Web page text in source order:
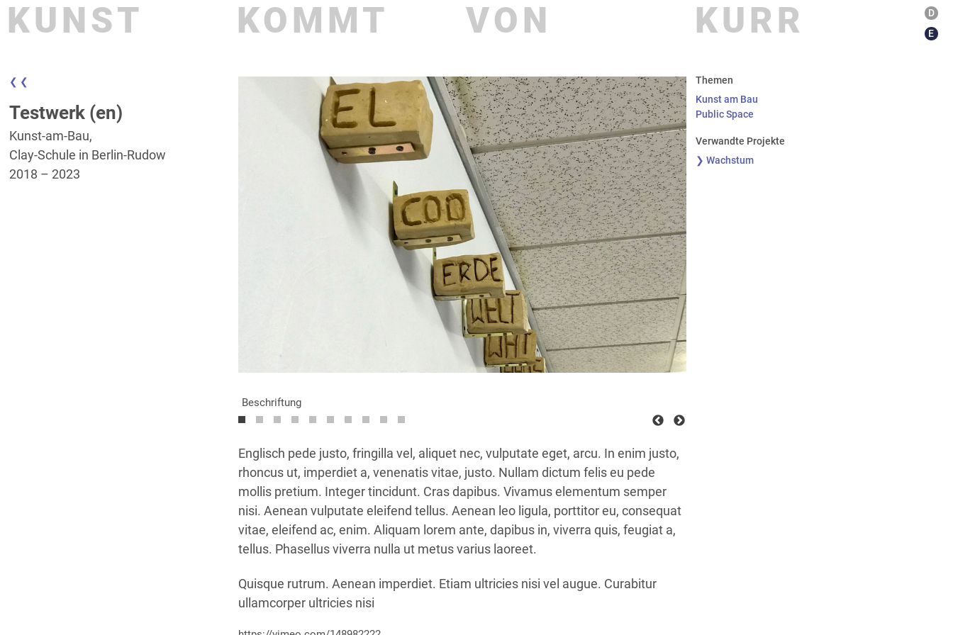
KUNST KOMMT VON KURR
D
E
❮ ❮
Testwerk (en)
Kunst-am-Bau,
Clay-Schule in Berlin-Rudow
2018 – 2023
Beschriftung
Englisch pede justo, fringilla vel, aliquet nec, vulputate eget, arcu. In enim justo,
rhoncus ut, imperdiet a, venenatis vitae, justo. Nullam dictum felis eu pede
mollis pretium. Integer tincidunt. Cras dapibus. Vivamus elementum semper
nisi. Aenean vulputate eleifend tellus. Aenean leo ligula, porttitor eu, consequat
vitae, eleifend ac, enim. Aliquam lorem ante, dapibus in, viverra quis, feugiat a,
tellus. Phasellus viverra nulla ut metus varius laoreet.
Quisque rutrum. Aenean imperdiet. Etiam ultricies nisi vel augue. Curabitur
ullamcorper ultricies nisi
Themen
Kunst am Bau
Public Space
Verwandte Projekte
❯ Wachstum